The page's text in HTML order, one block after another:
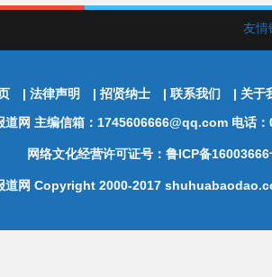
友
| 法律声明 | 招贤纳士 | 联系我们 | 关于
道网 主编信箱：1745606666@qq.com 电话
网络文化经营许可证号：鲁ICP备
道网 Copyright 2000-2017